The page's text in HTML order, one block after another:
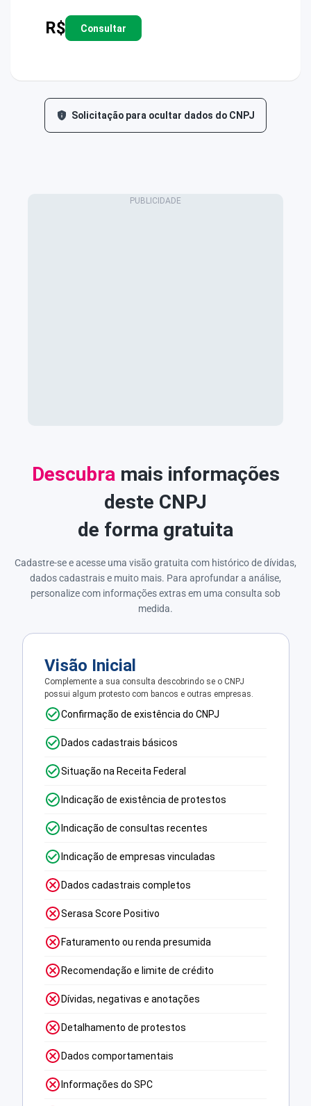
R$ Consultar
Solicitação para ocultar dados do CNPJ
Descubramais informações
deste CNPJ
de forma gratuita
Cadastre-se e acesse uma visão gratuita com histórico de dívidas,
dados cadastrais e muito mais. Para aprofundar a análise,
personalize com informações extras em uma consulta sob
medida.
Visão Inicial
Complemente a sua consulta descobrindo se o CNPJ
possui algum protesto com bancos e outras empresas.
Confirmação de existência do CNPJ
Dados cadastrais básicos
Situação na Receita Federal
Indicação de existência de protestos
Indicação de consultas recentes
Indicação de empresas vinculadas
Dados cadastrais completos
Serasa Score Positivo
Faturamento ou renda presumida
Recomendação e limite de crédito
Dívidas, negativas e anotações
Detalhamento de protestos
Dados comportamentais
Informações do SPC